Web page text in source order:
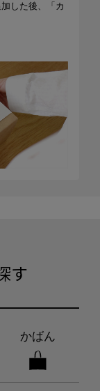
した後、「カ
す
かばん